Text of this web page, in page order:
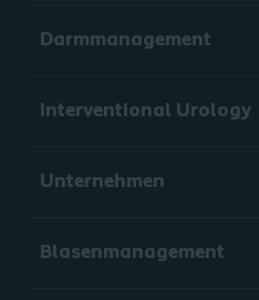
Darmmanagement
Interventional Urology
Unternehmen
Blasenmanagement